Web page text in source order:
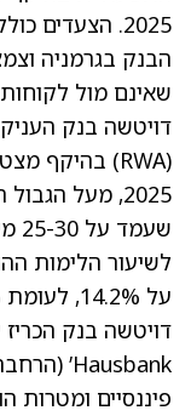
2025. הצעדים
הבנק בגרמניה
שאינם מול
דויטשה בנק